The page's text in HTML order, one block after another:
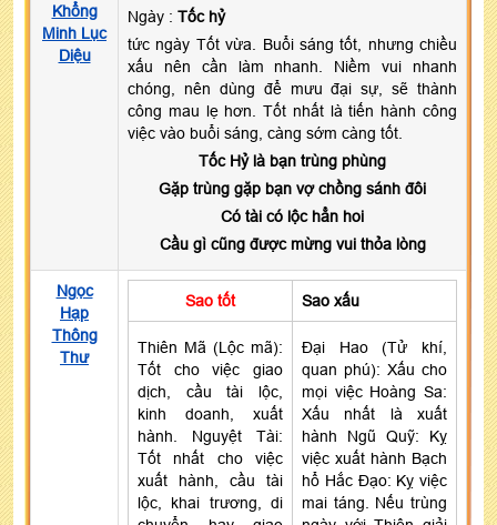
Khổng
Minh Lục
Diệu
Ngày : Tốc hỷ
tức ngày Tốt vừa. Buổi sáng tốt, nhưng chiều
xấu nên cần làm nhanh. Niềm vui nhanh
chóng, nên dùng để mưu đại sự, sẽ thành
công mau lẹ hơn. Tốt nhất là tiến hành công
việc vào buổi sáng, càng sớm càng tốt.
Tốc Hỷ là bạn trùng phùng
Gặp trùng gặp bạn vợ chồng sánh đôi
Có tài có lộc hẳn hoi
Cầu gì cũng được mừng vui thỏa lòng
Ngọc
Hạp
Thông
Thư
Sao tốt Sao xấu
Thiên Mã (Lộc mã):
Tốt cho việc giao
dịch, cầu tài lộc,
kinh doanh, xuất
hành. Nguyệt Tài:
Tốt nhất cho việc
xuất hành, cầu tài
lộc, khai trương, di
Đại Hao (Tử khí,
quan phú): Xấu cho
mọi việc Hoàng Sa:
Xấu nhất là xuất
hành Ngũ Quỹ: Kỵ
việc xuất hành Bạch
hổ Hắc Đạo: Kỵ việc
mai táng. Nếu trùng